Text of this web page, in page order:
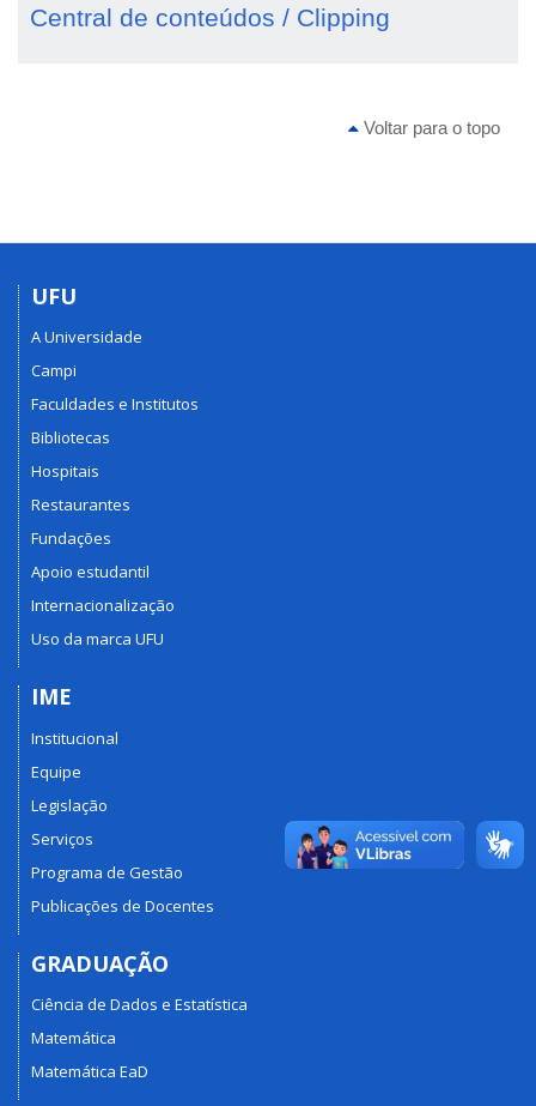
Central de conteúdos / Clipping
Voltar para o topo
UFU
A Universidade
Campi
Faculdades e Institutos
Bibliotecas
Hospitais
Restaurantes
Fundações
Apoio estudantil
Internacionalização
Uso da marca UFU
IME
Institucional
Equipe
Legislação
Serviços
Programa de Gestão
Publicações de Docentes
GRADUAÇÃO
Ciência de Dados e Estatística
Matemática
Matemática EaD